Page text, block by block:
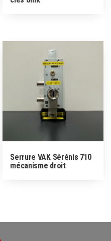
Serrure VAK Sérénis 710
mécanisme droit